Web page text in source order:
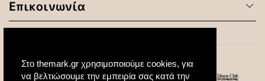
Στο themark.gr χρησιμοποιούμε cookies, για
να βελτιώσουμε την εμπειρία σας κατά την
Επικοινωνία